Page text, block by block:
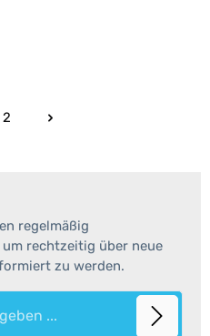
Seite
2
regelmäßig
rechtzeitig über neue
zu werden.